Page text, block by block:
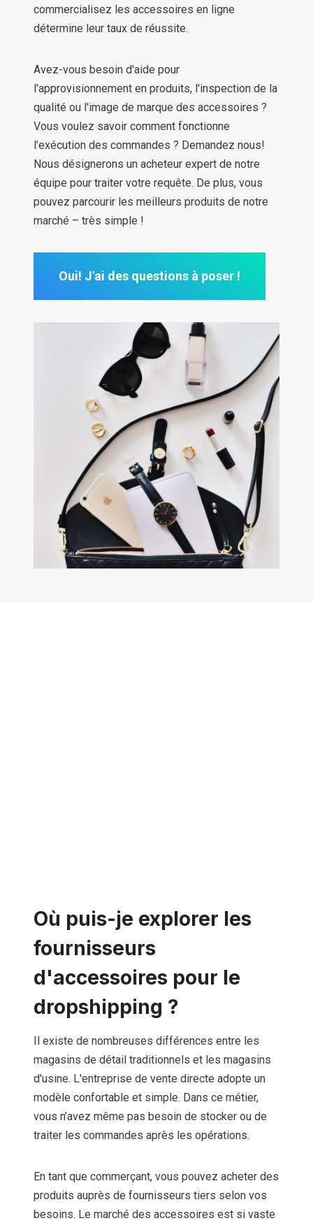
commercialisez les accessoires en ligne
détermine leur taux de réussite.
Avez-vous besoin d'aide pour
l'approvisionnement en produits, l'inspection de la
qualité ou l'image de marque des accessoires ?
Vous voulez savoir comment fonctionne
l’exécution des commandes ? Demandez nous!
Nous désignerons un acheteur expert de notre
équipe pour traiter votre requête. De plus, vous
pouvez parcourir les meilleurs produits de notre
marché – très simple !
Oui! J'ai des questions à poser !
Où puis-je explorer les
fournisseurs
d'accessoires pour le
dropshipping ?
Il existe de nombreuses différences entre les
magasins de détail traditionnels et les magasins
d'usine. L'entreprise de vente directe adopte un
modèle confortable et simple. Dans ce métier,
vous n’avez même pas besoin de stocker ou de
traiter les commandes après les opérations.
En tant que commerçant, vous pouvez acheter des
produits auprès de fournisseurs tiers selon vos
besoins. Le marché des accessoires est si vaste